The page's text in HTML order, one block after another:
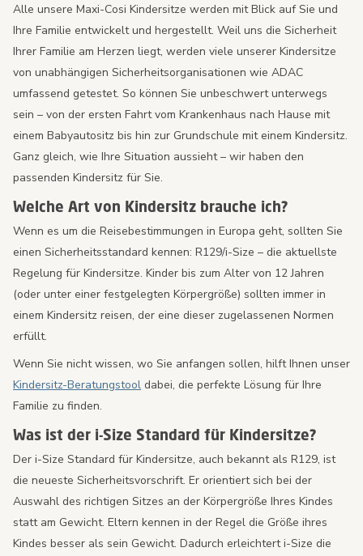
Alle unsere Maxi-Cosi Kindersitze werden mit Blick auf Sie und
Ihre Familie entwickelt und hergestellt. Weil uns die Sicherheit
Ihrer Familie am Herzen liegt, werden viele unserer Kindersitze
von unabhängigen Sicherheitsorganisationen wie ADAC
umfassend getestet. So können Sie unbeschwert unterwegs
sein – von der ersten Fahrt vom Krankenhaus nach Hause mit
einem Babyautositz bis hin zur Grundschule mit einem Kindersitz.
Ganz gleich, wie Ihre Situation aussieht – wir haben den
passenden Kindersitz für Sie.
Welche Art von Kindersitz brauche ich?
Wenn es um die Reisebestimmungen in Europa geht, sollten Sie
einen Sicherheitsstandard kennen: R129/i-Size – die aktuellste
Regelung für Kindersitze. Kinder bis zum Alter von 12 Jahren
(oder unter einer festgelegten Körpergröße) sollten immer in
einem Kindersitz reisen, der eine dieser zugelassenen Normen
erfüllt.
Wenn Sie nicht wissen, wo Sie anfangen sollen, hilft Ihnen unser
Kindersitz-Beratungstool dabei, die perfekte Lösung für Ihre
Familie zu finden.
Was ist der i-Size Standard für Kindersitze?
Der i-Size Standard für Kindersitze, auch bekannt als R129, ist
die neueste Sicherheitsvorschrift. Er orientiert sich bei der
Auswahl des richtigen Sitzes an der Körpergröße Ihres Kindes
statt am Gewicht. Eltern kennen in der Regel die Größe ihres
Kindes besser als sein Gewicht. Dadurch erleichtert i-Size die